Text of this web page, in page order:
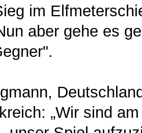
im
aber gehe es
„Wir sind